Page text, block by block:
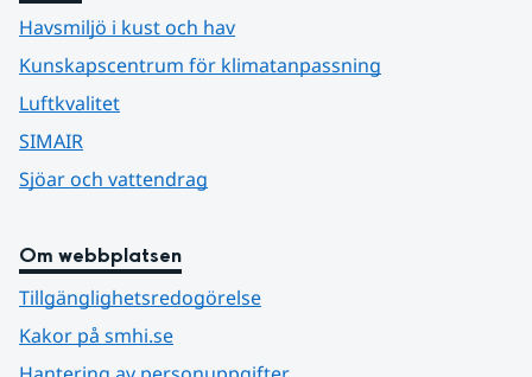
Havsmiljö i kust och hav
Kunskapscentrum för klimatanpassning
Luftkvalitet
SIMAIR
Sjöar och vattendrag
Om webbplatsen
Tillgänglighetsredogörelse
Kakor på smhi.se